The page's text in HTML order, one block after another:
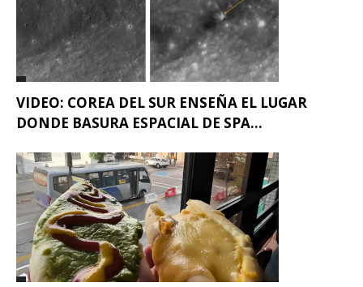
VIDEO: COREA DEL SUR ENSEÑA EL LUGAR
DONDE BASURA ESPACIAL DE SPA...